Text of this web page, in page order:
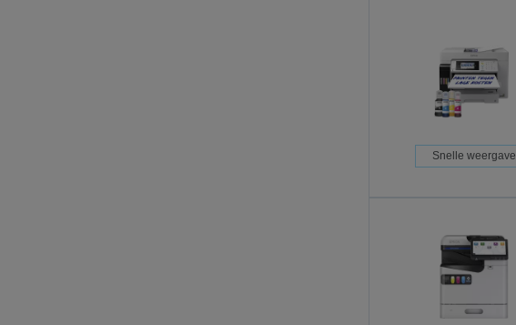
Snelle weergave